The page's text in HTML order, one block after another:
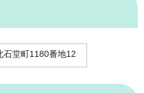
石堂町1180番地12